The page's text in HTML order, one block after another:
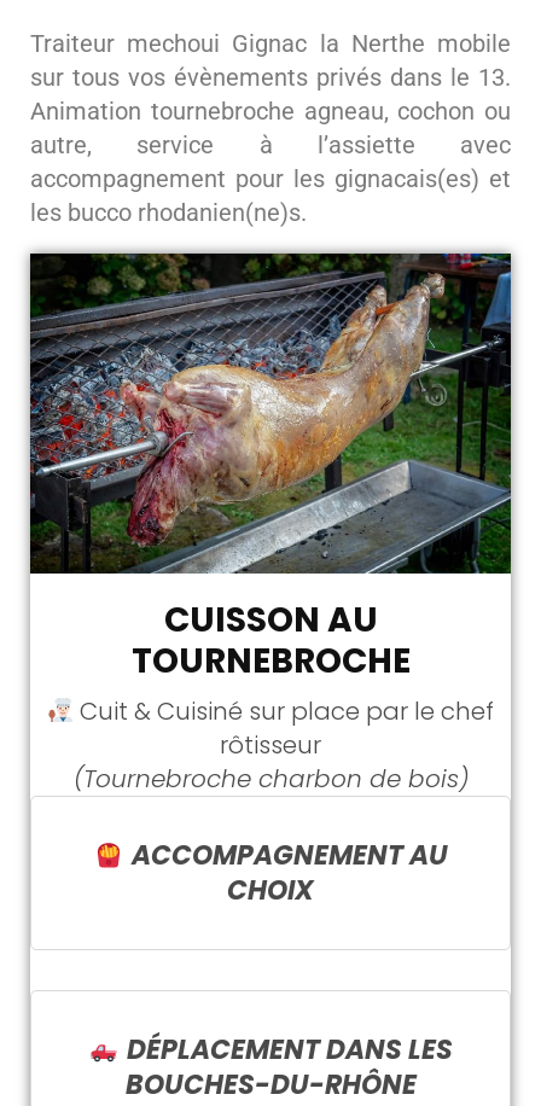
Traiteur mechoui Gignac la Nerthe mobile
sur tous vos évènements privés dans le 13.
Animation tournebroche agneau, cochon ou
autre, service à l’assiette avec
accompagnement pour les gignacais(es) et
les bucco rhodanien(ne)s.
CUISSON AU
TOURNEBROCHE
Cuit & Cuisiné sur place par le chef
rôtisseur
(Tournebroche charbon de bois)
ACCOMPAGNEMENT AU
CHOIX
DÉPLACEMENT DANS LES
BOUCHES-DU-RHÔNE